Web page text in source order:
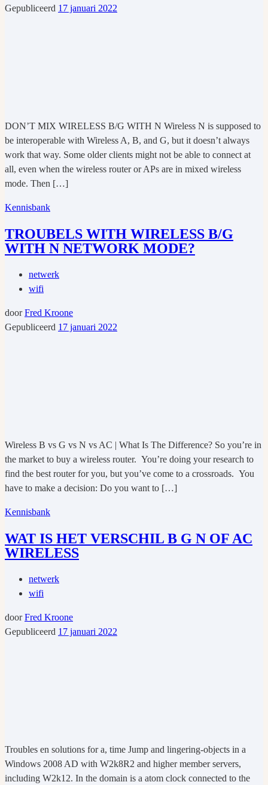
Gepubliceerd 17 januari 2022
DON’T MIX WIRELESS B/G WITH N Wireless N is supposed to
be interoperable with Wireless A, B, and G, but it doesn’t always
work that way. Some older clients might not be able to connect at
all, even when the wireless router or APs are in mixed wireless
mode. Then […]
Kennisbank
TROUBELS WITH WIRELESS B/G
WITH N NETWORK MODE?
netwerk
wifi
doorFred Kroone
Gepubliceerd 17 januari 2022
Wireless B vs G vs N vs AC | What Is The Difference? So you’re in
the market to buy a wireless router. You’re doing your research to
find the best router for you, but you’ve come to a crossroads. You
have to make a decision: Do you want to […]
Kennisbank
WAT IS HET VERSCHIL B G N OF AC
WIRELESS
netwerk
wifi
doorFred Kroone
Gepubliceerd 17 januari 2022
Troubles en solutions for a, time Jump and lingering-objects in a
Windows 2008 AD with W2k8R2 and higher member servers,
including W2k12. In the domain is a atom clock connected to the